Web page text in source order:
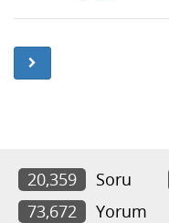
20,359 Soru
73,672
Yorum